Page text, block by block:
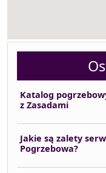
Katalog
z Zasadami
Jakie są zalety
Pogrzebowa?